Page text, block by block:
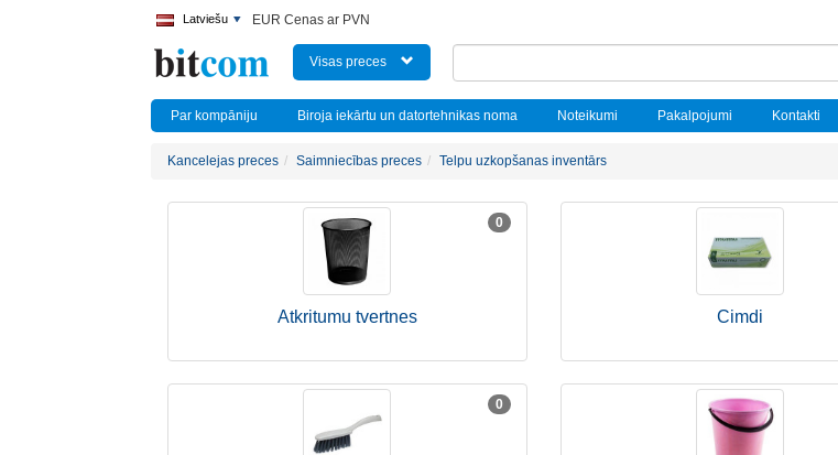
Latviešu EUR Cenas ar PVN
Visas preces
Par kompāniju Biroja iekārtu un datortehnikas noma Noteikumi Pakalpojumi Kontakti
Kancelejas preces Saimniecības preces Telpu uzkopšanas inventārs
0
Atkritumu tvertnes Cimdi
0